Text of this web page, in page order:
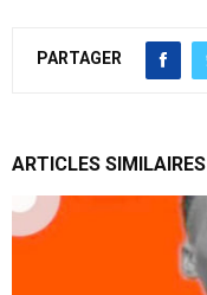
PARTAGER
ARTICLES SIMILAIRES